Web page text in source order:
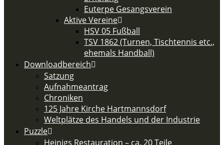
Euterpe Gesangsverein
Aktive Vereine
HSV 05 Fußball
TSV 1862 (Turnen, Tischtennis etc.,
ehemals Handball)
Downloadbereich
Satzung
Aufnahmeantrag
Chroniken
125 Jahre Kirche Hartmannsdorf
Weltplätze des Handels und der Industrie
Puzzle
Heinigs Restauration – ca. 20 Teile